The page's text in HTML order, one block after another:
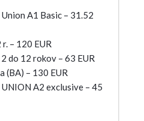
A1 Basic – 31.52
– 120 EUR
do 12 rokov – 63 EUR
(BA) – 130 EUR
A2 exclusive – 45